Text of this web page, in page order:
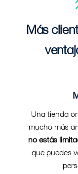
Más
Una tienda
mucho más
no estás
que puedes